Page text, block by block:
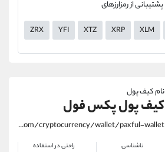
پشتیبانی از رمزارزهای
ZRX YFI XTZ XRP XLM
نام کیف پول
کیف پول پکس فول
https://alirezamehrabi.com/cryptocurrency/wallet/paxful-wallet
ناشناسی راحتی در استفاده